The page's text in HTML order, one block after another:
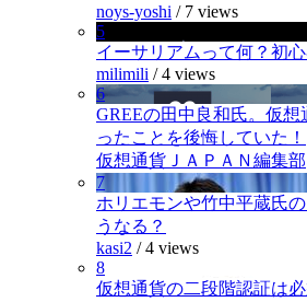
noys-yoshi / 7 views
5
イーサリアムって何？初
milimili /4 views
6
GREEの田中良和氏。仮
ったことを後悔していた！
仮想通貨ＪＡＰＡＮ編集部
7
ホリエモンや竹中平蔵氏
うなる？
kasi2 /4 views
8
仮想通貨の二段階認証は